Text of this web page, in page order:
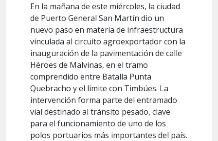
En la mañana de este miércoles, la ciudad
de Puerto General San Martín dio un
nuevo paso en materia de infraestructura
vinculada al circuito agroexportador con la
inauguración de la pavimentación de calle
Héroes de Malvinas, en el tramo
comprendido entre Batalla Punta
Quebracho y el límite con Timbúes. La
intervención forma parte del entramado
vial destinado al tránsito pesado, clave
para el funcionamiento de uno de los
polos portuarios más importantes del país.